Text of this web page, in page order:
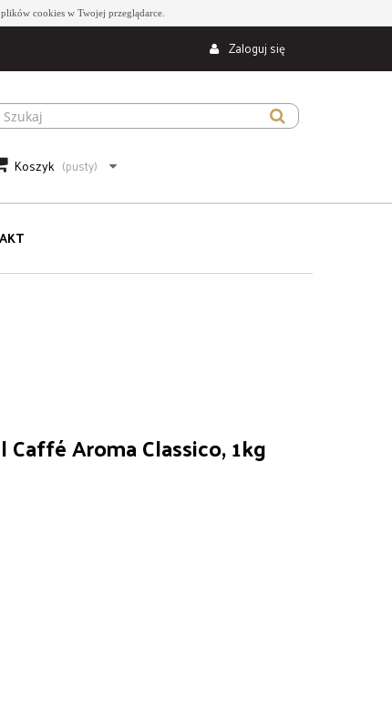
cookies w Twojej przeglądarce.
Zaloguj się
Koszyk (pusty)
Caffé Aroma Classico, 1kg